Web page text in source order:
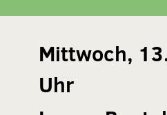
Mittwoch,
Uhr